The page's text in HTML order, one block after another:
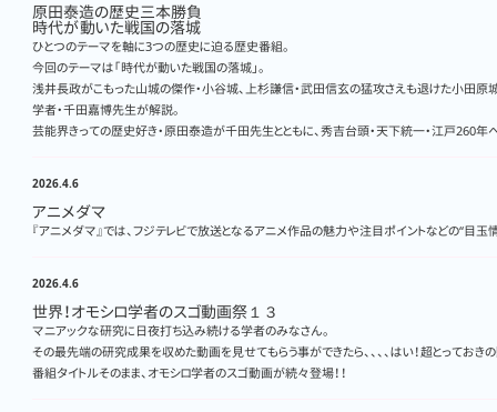
原田泰造の歴史三本勝負
時代が動いた戦国の落城
ひとつのテーマを軸に3つの歴史に迫る歴史番組。
今回のテーマは「時代が動いた戦国の落城」。
浅井長政がこもった山城の傑作・小谷城、上杉謙信・武田信玄の猛攻さえも退けた小田
学者・千田嘉博先生が解説。
芸能界きっての歴史好き・原田泰造が千田先生とともに、秀吉台頭・天下統一・江戸260年
2026.4.6
アニメダマ
『アニメダマ』では、フジテレビで放送となるアニメ作品の魅力や注目ポイントなどの“目玉
2026.4.6
世界！オモシロ学者のスゴ動画祭１３
マニアックな研究に日夜打ち込み続ける学者のみなさん。
その最先端の研究成果を収めた動画を見せてもらう事ができたら、、、、はい！超とっておき
番組タイトルそのまま、オモシロ学者のスゴ動画が続々登場！！